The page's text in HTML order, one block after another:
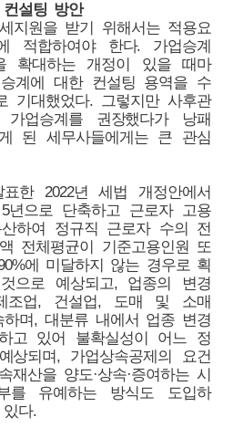
설팅 방안
지원을 받기 위해서는 적용요
적합하여야 한다. 가업승계
확대하는 개정이 있을 때마
계에 대한 컨설팅 용역을 수
기대했었다. 그렇지만 사후관
가업승계를 권장했다가 낭패
된 세무사들에게는 큰 관심
한 2022년 세법 개정안에서
년으로 단축하고 근로자 고용
하여 정규직 근로자 수의 전
전체평균이 기준고용인원 또
에 미달하지 않는 경우로 획
으로 예상되고, 업종의 변경
조업, 건설업, 도매 및 소매
며, 대분류 내에서 업종 변경
고 있어 불확실성이 어느 정
상되며, 가업상속공제의 요건
재산을 양도·상속·증여하는 시
를 유예하는 방식도 도입하
다.